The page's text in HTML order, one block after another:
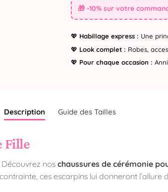
🎁 -10% sur votre
💖 Habillage express : Une
💖 Look complet : Robes,
💖 Pour chaque occasion :
Description Guide des Tailles
Fille
nos chaussures de cérémonie
ces escarpins lui donneront l’allure